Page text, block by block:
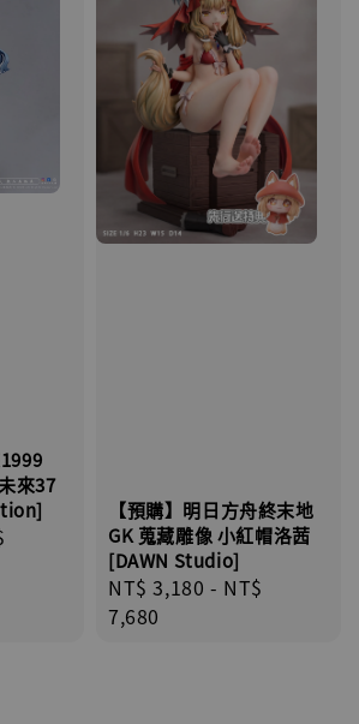
來37
【預購】明日方舟終末地
GK 蒐藏雕像 小紅帽洛茜
[DAWN Studio]
Regular
price
NT$ 3,180 - NT$
7,680